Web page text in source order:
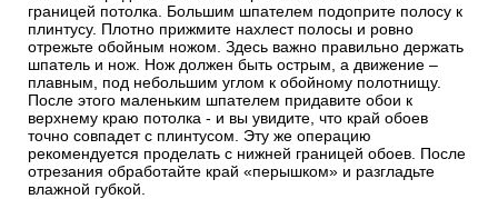
Отрежьте верхнюю часть полотна. (задел).
Сначала продавите место соприкосновения обоев с
границей потолка. Большим шпателем подоприте полосу к
плинтусу. Плотно прижмите нахлест полосы и ровно
отрежьте обойным ножом. Здесь важно правильно держать
шпатель и нож. Нож должен быть острым, а движение –
плавным, под небольшим углом к обойному полотнищу.
После этого маленьким шпателем придавите обои к
верхнему краю потолка - и вы увидите, что край обоев
точно совпадет с плинтусом. Эту же операцию